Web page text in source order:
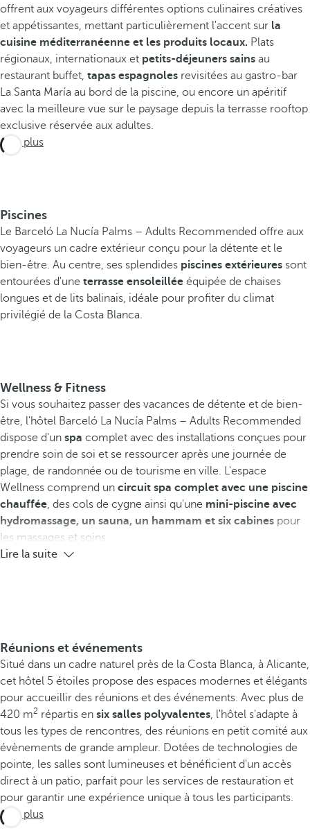
offrent aux voyageurs différentes options culinaires créatives
et appétissantes, mettant particulièrement l'accent sur la
cuisine méditerranéenne et les produits locaux. Plats
régionaux, internationaux et petits-déjeuners sains au
restaurant buffet, tapas espagnoles revisitées au gastro-bar
La Santa María au bord de la piscine, ou encore un apéritif
avec la meilleure vue sur le paysage depuis la terrasse rooftop
exclusive réservée aux adultes.
Voir plus
Piscines
Le Barceló La Nucía Palms – Adults Recommended offre aux
voyageurs un cadre extérieur conçu pour la détente et le
bien-être. Au centre, ses splendides piscines extérieures sont
entourées d'une terrasse ensoleillée équipée de chaises
longues et de lits balinais, idéale pour profiter du climat
privilégié de la Costa Blanca.
Wellness & Fitness
Si vous souhaitez passer des vacances de détente et de bien-
être, l'hôtel Barceló La Nucía Palms – Adults Recommended
dispose d'un spa complet avec des installations conçues pour
prendre soin de soi et se ressourcer après une journée de
plage, de randonnée ou de tourisme en ville. L'espace
Wellness comprend un circuit spa complet avec une piscine
chauffée, des cols de cygne ainsi qu'une mini-piscine avec
hydromassage, un sauna, un hammam et six cabines pour
les massages et soins.
Lire la suite
Réunions et événements
Situé dans un cadre naturel près de la Costa Blanca, à Alicante,
cet hôtel 5 étoiles propose des espaces modernes et élégants
pour accueillir des réunions et des événements. Avec plus de
420 m2 répartis en six salles polyvalentes, l'hôtel s'adapte à
tous les types de rencontres, des réunions en petit comité aux
évènements de grande ampleur. Dotées de technologies de
pointe, les salles sont lumineuses et bénéficient d'un accès
direct à un patio, parfait pour les services de restauration et
pour garantir une expérience unique à tous les participants.
Voir plus